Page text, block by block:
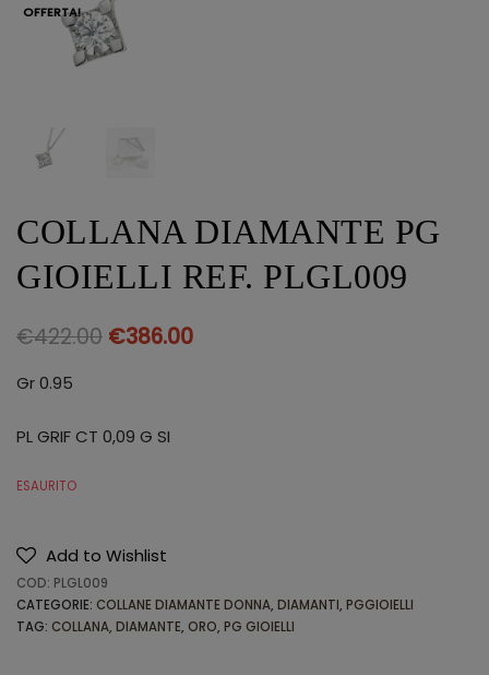
OFFERTA!
COLLANA DIAMANTE PG
GIOIELLI REF. PLGL009
€422.00 €386.00
Gr 0.95
PL GRIF CT 0,09 G SI
ESAURITO
Add to Wishlist
COD: PLGL009
CATEGORIE: COLLANE DIAMANTE DONNA, DIAMANTI, PGGIOIELLI
TAG: COLLANA, DIAMANTE, ORO, PG GIOIELLI